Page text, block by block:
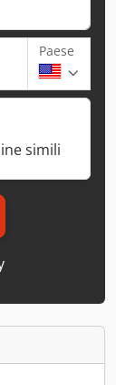
Paese
simili